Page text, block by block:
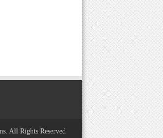
. All Rights Reserved